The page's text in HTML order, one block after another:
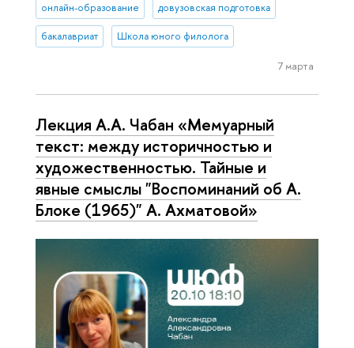
онлайн-образование довузовская подготовка
бакалавриат Школа юного филолога
7 марта
Лекция А.А. Чабан «Мемуарный
текст: между историчностью и
художественностью. Тайные и
явные смыслы "Воспоминаний об А.
Блоке (1965)" А. Ахматовой»